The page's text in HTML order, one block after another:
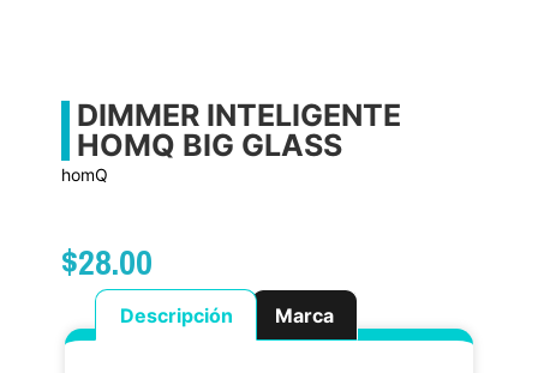
DIMMER INTELIGENTE
HOMQ BIG GLASS
homQ
$28.00
Descripción Marca